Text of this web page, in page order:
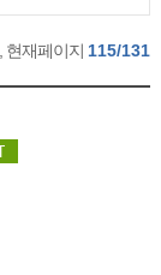
, 현재페이지 115/131